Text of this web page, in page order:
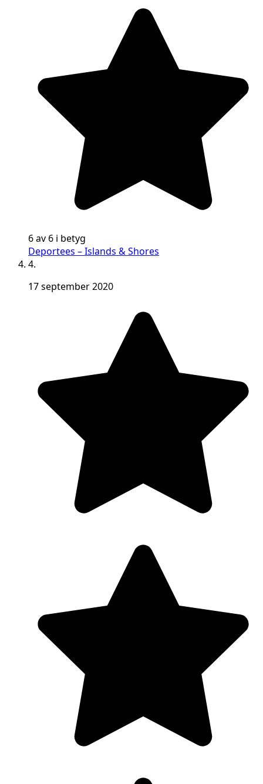
6 av 6 i betyg
Deportees – Islands & Shores
4.
17 september 2020